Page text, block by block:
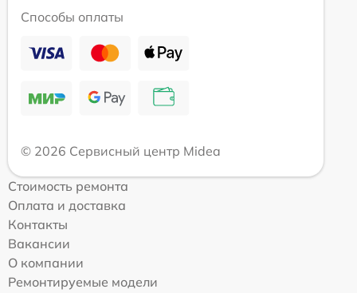
Способы оплаты
© 2026 Сервисный центр Midea
Стоимость ремонта
Оплата и доставка
Контакты
Вакансии
О компании
Ремонтируемые модели